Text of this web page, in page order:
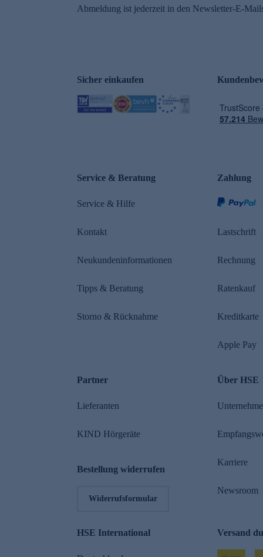
Abmeldung ist jederzeit in den Newsletter-E-
Sicher einkaufen
Service & Beratung
Service & Hilfe
Kontakt
Neukundeninformationen
Tipps & Beratung
Storno & Rücknahme
Zahlung
Lastschrift
Rechnung
Ratenkauf
Kreditkarte
Apple Pay
Partner
Lieferanten
KIND Hörgeräte
Bestellung widerrufen
Widerrufsformular
Über HSE
Karriere
Newsroom
HSE International Versand